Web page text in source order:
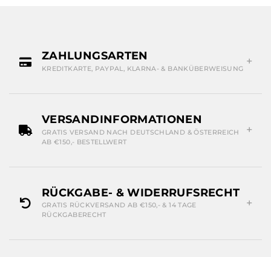
ZAHLUNGSARTEN
KREDITKARTE, PAYPAL, KLARNA- & BANKÜBERWEISUNG
VERSANDINFORMATIONEN
GRATIS VERSAND NACH DEUTSCHLAND & ÖSTERREICH
AB €150,- BESTELLWERT
RÜCKGABE- & WIDERRUFSRECHT
GRATIS RÜCKVERSAND AB €150,- & 14 TAGE
RÜCKGABERECHT